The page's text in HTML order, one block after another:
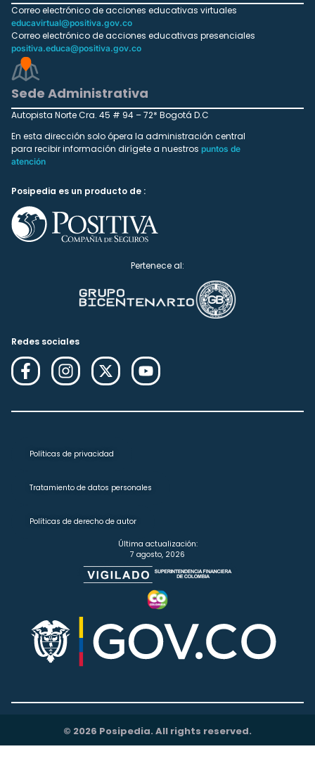
Correo electrónico de acciones educativas virtuales
educavirtual@positiva.gov.co
Correo electrónico de acciones educativas presenciales
positiva.educa@positiva.gov.co
Sede Administrativa
Autopista Norte Cra. 45 # 94 – 72* Bogotá D.C
En esta dirección solo ópera la administración central
para recibir información dirígete a nuestros puntos de
atención
Posipedia es un producto de :
Pertenece al:
Redes sociales
Políticas de privacidad
Tratamiento de datos personales
Políticas de derecho de autor
Última actualización:
7 agosto, 2026
© 2026 Posipedia. All rights reserved.